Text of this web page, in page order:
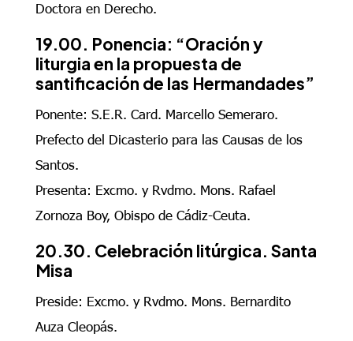
Doctora en Derecho.
19.00. Ponencia: “Oración y
liturgia en la propuesta de
santificación de las Hermandades”
Ponente: S.E.R. Card. Marcello Semeraro.
Prefecto del Dicasterio para las Causas de los
Santos.
Presenta: Excmo. y Rvdmo. Mons. Rafael
Zornoza Boy, Obispo de Cádiz-Ceuta.
20.30. Celebración litúrgica. Santa
Misa
Preside: Excmo. y Rvdmo. Mons. Bernardito
Auza Cleopás.